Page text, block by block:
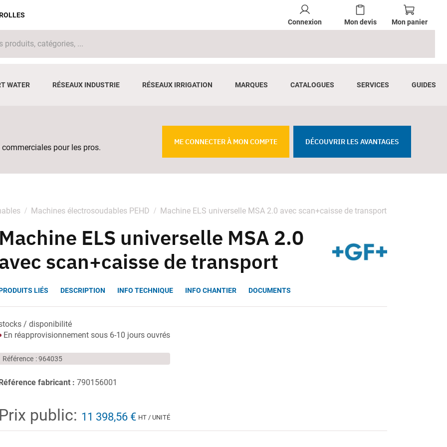
Connexion Mon devis Mon panier
WATER RÉSEAUX INDUSTRIE RÉSEAUX IRRIGATION MARQUES CATALOGUES SERVICES GUIDES
pour les pros.
ME CONNECTER À MON COMPTE DÉCOUVRIR LES AVANTAGES
Machines électrosoudables PEHD Machine ELS universelle MSA 2.0 avec scan+caisse de transport
Machine ELS universelle MSA 2.0
scan+caisse de transport
LIÉS DESCRIPTION INFO TECHNIQUE INFO CHANTIER DOCUMENTS
/ disponibilité
En réapprovisionnement sous 6-10 jours ouvrés
Référence 964035
fabricant : 790156001
Prix public: 11 398,56 € HT / UNITÉ